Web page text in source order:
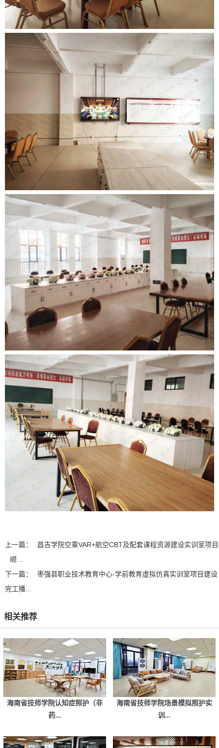
上一篇：
昌吉学院空乘VAR+航空CBT及配套课程资源建设实训室项目
顺...
下一篇：
枣强县职业技术教育中心-学前教育虚拟仿真实训室项目建设
完工播...
相关推荐
海南省技师学院认知症照护（非
药...
海南省技师学院场景模拟照护实
训...